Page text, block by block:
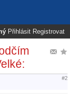
Přihlásit Registrovat
#2